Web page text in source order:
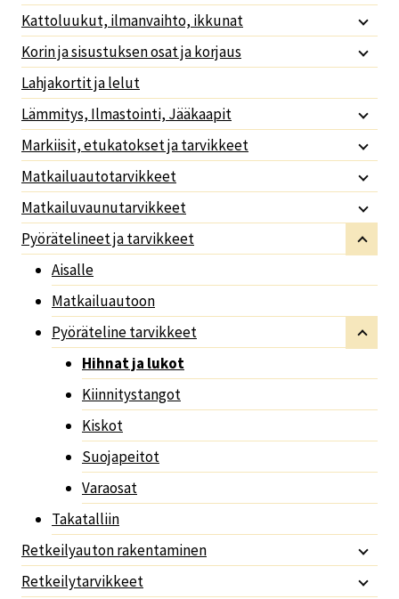
Kattoluukut, ilmanvaihto, ikkunat
Korin ja sisustuksen osat ja korjaus
Lahjakortit ja lelut
Lämmitys, Ilmastointi, Jääkaapit
Markiisit, etukatokset ja tarvikkeet
Matkailuautotarvikkeet
Matkailuvaunutarvikkeet
Pyörätelineet ja tarvikkeet
Aisalle
Matkailuautoon
Pyöräteline tarvikkeet
Hihnat ja lukot
Kiinnitystangot
Kiskot
Suojapeitot
Varaosat
Takatalliin
Retkeilyauton rakentaminen
Retkeilytarvikkeet